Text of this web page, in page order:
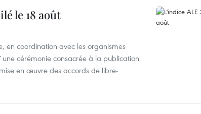
le 18 août
en coordination avec les organismes
cérémonie consacrée à la publication
en œuvre des accords de libre-